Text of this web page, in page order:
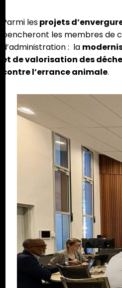
Parmi lesprojets
pencheront les membres de
d’administration : la
et de valorisation des
contre l’errance animale.